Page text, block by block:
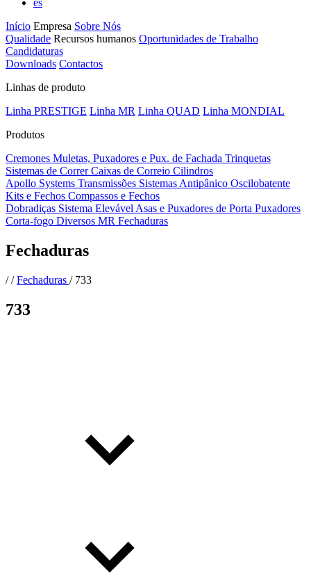
es
Início Empresa Sobre Nós
Qualidade Recursos humanos Oportunidades de Trabalho
Candidaturas
Downloads Contactos
Linhas de produto
Linha PRESTIGE Linha MR Linha QUAD Linha MONDIAL
Produtos
Cremones Muletas, Puxadores e Pux. de Fachada Trinquetas
Sistemas de CorrerCaixas de Correio Cilindros
Apollo Systems Transmissões Sistemas Antipânico Oscilobatente
Kits e Fechos Compassos e Fechos
Dobradiças Sistema Elevável Asas e Puxadores de Porta Puxadores
Corta-fogo Diversos MR Fechaduras
Fechaduras
//Fechaduras / 733
733